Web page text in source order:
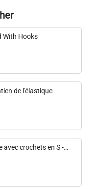
With Hooks
de l'élastique
avec crochets en S -